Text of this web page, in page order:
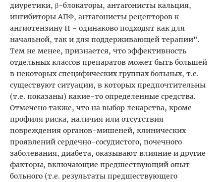
диуретики, β-блокаторы, антагонисты кальция,
ингибиторы АПФ, антагонисты рецепторов к
ангиотензину II - одинаково подходят как для
начальной, так и для поддерживающей терапии".
Тем не менее, признается, что эффективность
отдельных классов препаратов может быть большей
в некоторых специфических группах больных, т.е.
существуют ситуации, в которых предпочтительны
(т.е. показаны) какие-то определенные средства.
Отмечено также, что на выбор лекарства, кроме
профиля риска, наличия или отсутствия
повреждения органов-мишеней, клинических
проявлений сердечно-сосудистого, почечного
заболевания, диабета, оказывают влияние и другие
факторы, включающие предшествующий опыт
больного (т.е. результаты предшествующего